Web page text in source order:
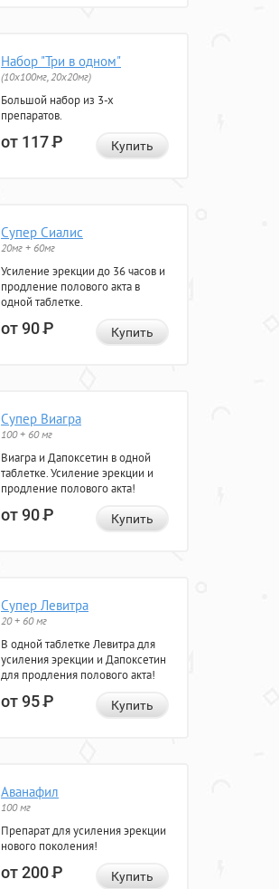
Набор "Три в одном"
(10x100мг, 20x20мг)
Большой набор из 3-х
препаратов.
от 117Р Купить
Супер Сиалис
20мг + 60мг
Усиление эрекции до 36 часов и
продление полового акта в
одной таблетке.
от 90Р Купить
Супер Виагра
100 + 60 мг
Виагра и Дапоксетин в одной
таблетке. Усиление эрекции и
продление полового акта!
от 90Р Купить
Супер Левитра
20 + 60 мг
В одной таблетке Левитра для
усиления эрекции и Дапоксетин
для продления полового акта!
от 95Р Купить
Аванафил
100 мг
Препарат для усиления эрекции
нового поколения!
от 200Р Купить